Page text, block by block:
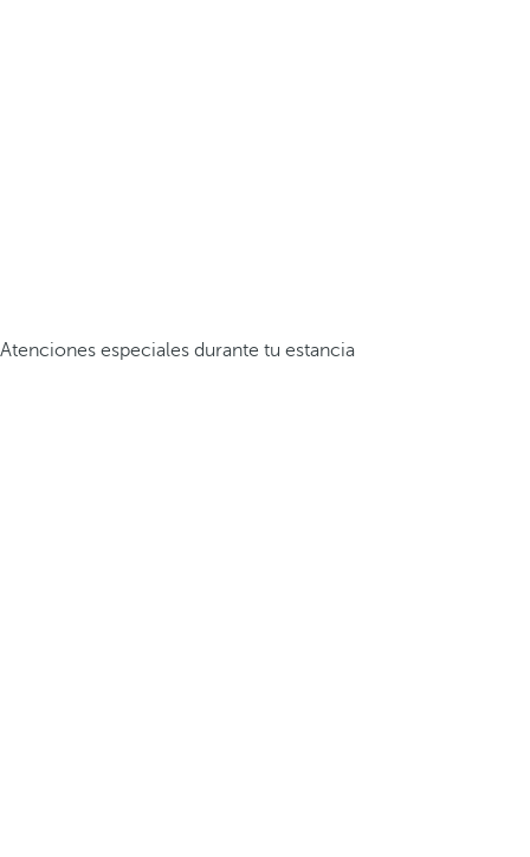
Atenciones especiales durante tu estancia